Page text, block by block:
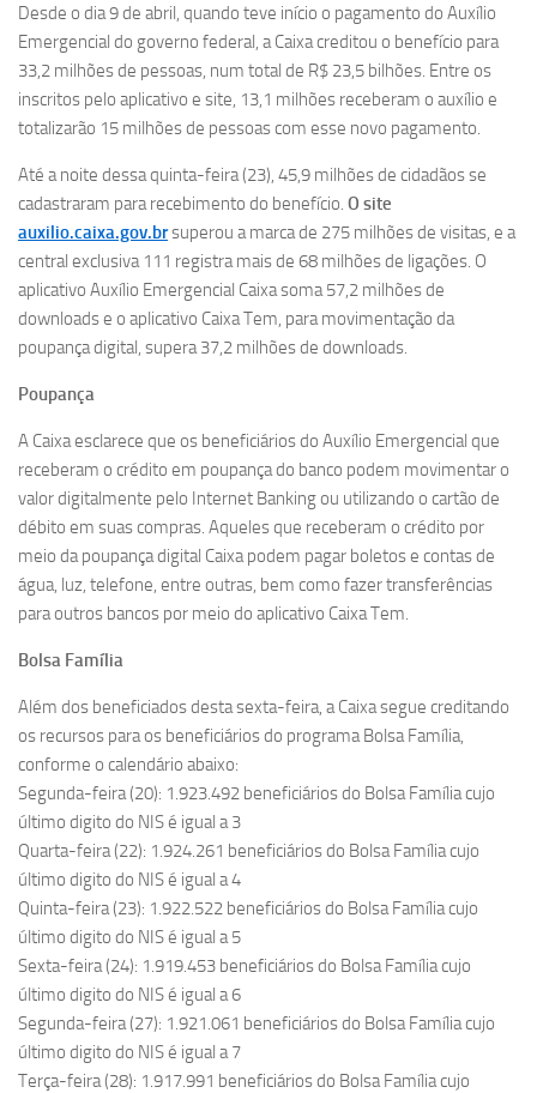
Desde o dia 9 de abril, quando teve início o pagamento do Auxílio
Emergencial do governo federal, a Caixa creditou o benefício para
33,2 milhões de pessoas, num total de R$ 23,5 bilhões. Entre os
inscritos pelo aplicativo e site, 13,1 milhões receberam o auxílio e
totalizarão 15 milhões de pessoas com esse novo pagamento.
Até a noite dessa quinta-feira (23), 45,9 milhões de cidadãos se
cadastraram para recebimento do benefício. O site
auxilio.caixa.gov.brsuperou a marca de 275 milhões de visitas, e a
central exclusiva 111 registra mais de 68 milhões de ligações. O
aplicativo Auxílio Emergencial Caixa soma 57,2 milhões de
downloads e o aplicativo Caixa Tem, para movimentação da
poupança digital, supera 37,2 milhões de downloads.
Poupança
A Caixa esclarece que os beneficiários do Auxílio Emergencial que
receberam o crédito em poupança do banco podem movimentar o
valor digitalmente pelo Internet Banking ou utilizando o cartão de
débito em suas compras. Aqueles que receberam o crédito por
meio da poupança digital Caixa podem pagar boletos e contas de
água, luz, telefone, entre outras, bem como fazer transferências
para outros bancos por meio do aplicativo Caixa Tem.
Bolsa Família
Além dos beneficiados desta sexta-feira, a Caixa segue creditando
os recursos para os beneficiários do programa Bolsa Família,
conforme o calendário abaixo:
Segunda-feira (20): 1.923.492 beneficiários do Bolsa Família cujo
último digito do NIS é igual a 3
Quarta-feira (22): 1.924.261 beneficiários do Bolsa Família cujo
último digito do NIS é igual a 4
Quinta-feira (23): 1.922.522 beneficiários do Bolsa Família cujo
último digito do NIS é igual a 5
Sexta-feira (24): 1.919.453 beneficiários do Bolsa Família cujo
último digito do NIS é igual a 6
Segunda-feira (27): 1.921.061 beneficiários do Bolsa Família cujo
último digito do NIS é igual a 7
Terça-feira (28): 1.917.991 beneficiários do Bolsa Família cujo